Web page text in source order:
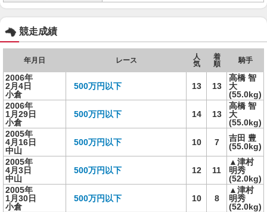
競走成績
年月日 レース
人
気
着
順
騎手
2006年
2月4日
小倉
500万円以下 13 13
高橋 智
大
(55.0kg)
2006年
1月29日
小倉
500万円以下 14 13
高橋 智
大
(55.0kg)
2005年
4月16日
中山
500万円以下 10 7
吉田 豊
(55.0kg)
2005年
4月3日
中山
500万円以下 12 11
▲津村
明秀
(52.0kg)
2005年
1月30日
小倉
500万円以下 10 8
▲津村
明秀
(52.0kg)